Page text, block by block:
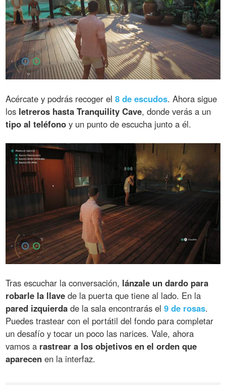
Acércate y podrás recoger el8 de escudos. Ahora sigue
los letreros hasta Tranquility Cave, donde verás a un
tipo al teléfono y un punto de escucha junto a él.
Tras escuchar la conversación, lánzale un dardo para
robarle la llave de la puerta que tiene al lado. En la
pared izquierda de la sala encontrarás el9 de rosas.
Puedes trastear con el portátil del fondo para completar
un desafío y tocar un poco las narices. Vale, ahora
vamos a rastrear a los objetivos en el orden que
aparecen en la interfaz.